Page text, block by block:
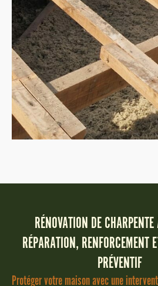
RÉNOVATION DE
RÉPARATION, RENFORCEMENT
PRÉVENTIF
Protéger votre maison avec une